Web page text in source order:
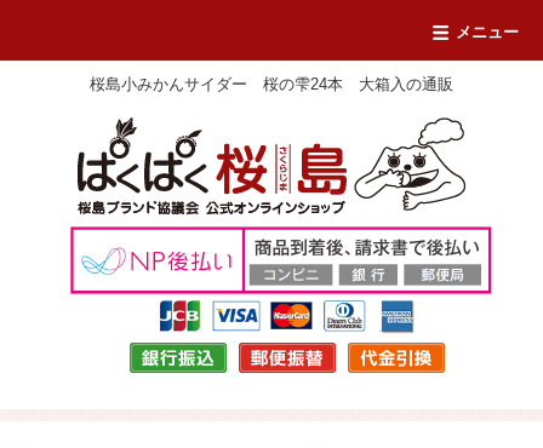
メニュー
桜島小みかんサイダー 桜の雫24本 大箱入の通販